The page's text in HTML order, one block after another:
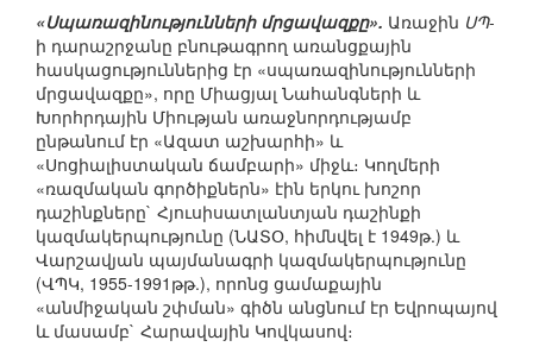
«Սպառազինությունների մրցավազքը». Առաջին ՍՊ-
ի դարաշրջանը բնութագրող առանցքային
հասկացություններից էր «սպառազինությունների
մրցավազքը», որը Միացյալ Նահանգների և
Խորհրդային Միության առաջնորդությամբ
ընթանում էր «Ազատ աշխարհի» և
«Սոցիալիստական ճամբարի» միջև։ Կողմերի
«ռազմական գործիքներն» էին երկու խոշոր
դաշինքները` Հյուսիսատլանտյան դաշինքի
կազմակերպությունը (ՆԱՏՕ, հիմնվել է 1949թ.) և
Վարշավյան պայմանագրի կազմակերպությունը
(ՎՊԿ, 1955-1991թթ.), որոնց ցամաքային
«անմիջական շփման» գիծն անցնում էր Եվրոպայով
և մասամբ` Հարավային Կովկասով։